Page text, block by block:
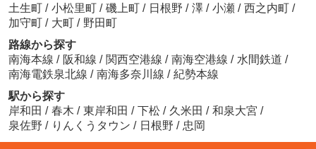
土生町 / 小松里町 / 磯上町 / 日根野 / 澤 / 小瀬 / 西之内町 /
加守町 / 大町 / 野田町
路線から探す
南海本線 / 阪和線 / 関西空港線 / 南海空港線 / 水間鉄道 /
南海電鉄泉北線 / 南海多奈川線 / 紀勢本線
駅から探す
岸和田 / 春木 / 東岸和田 / 下松 / 久米田 / 和泉大宮 /
泉佐野 / りんくうタウン / 日根野 / 忠岡